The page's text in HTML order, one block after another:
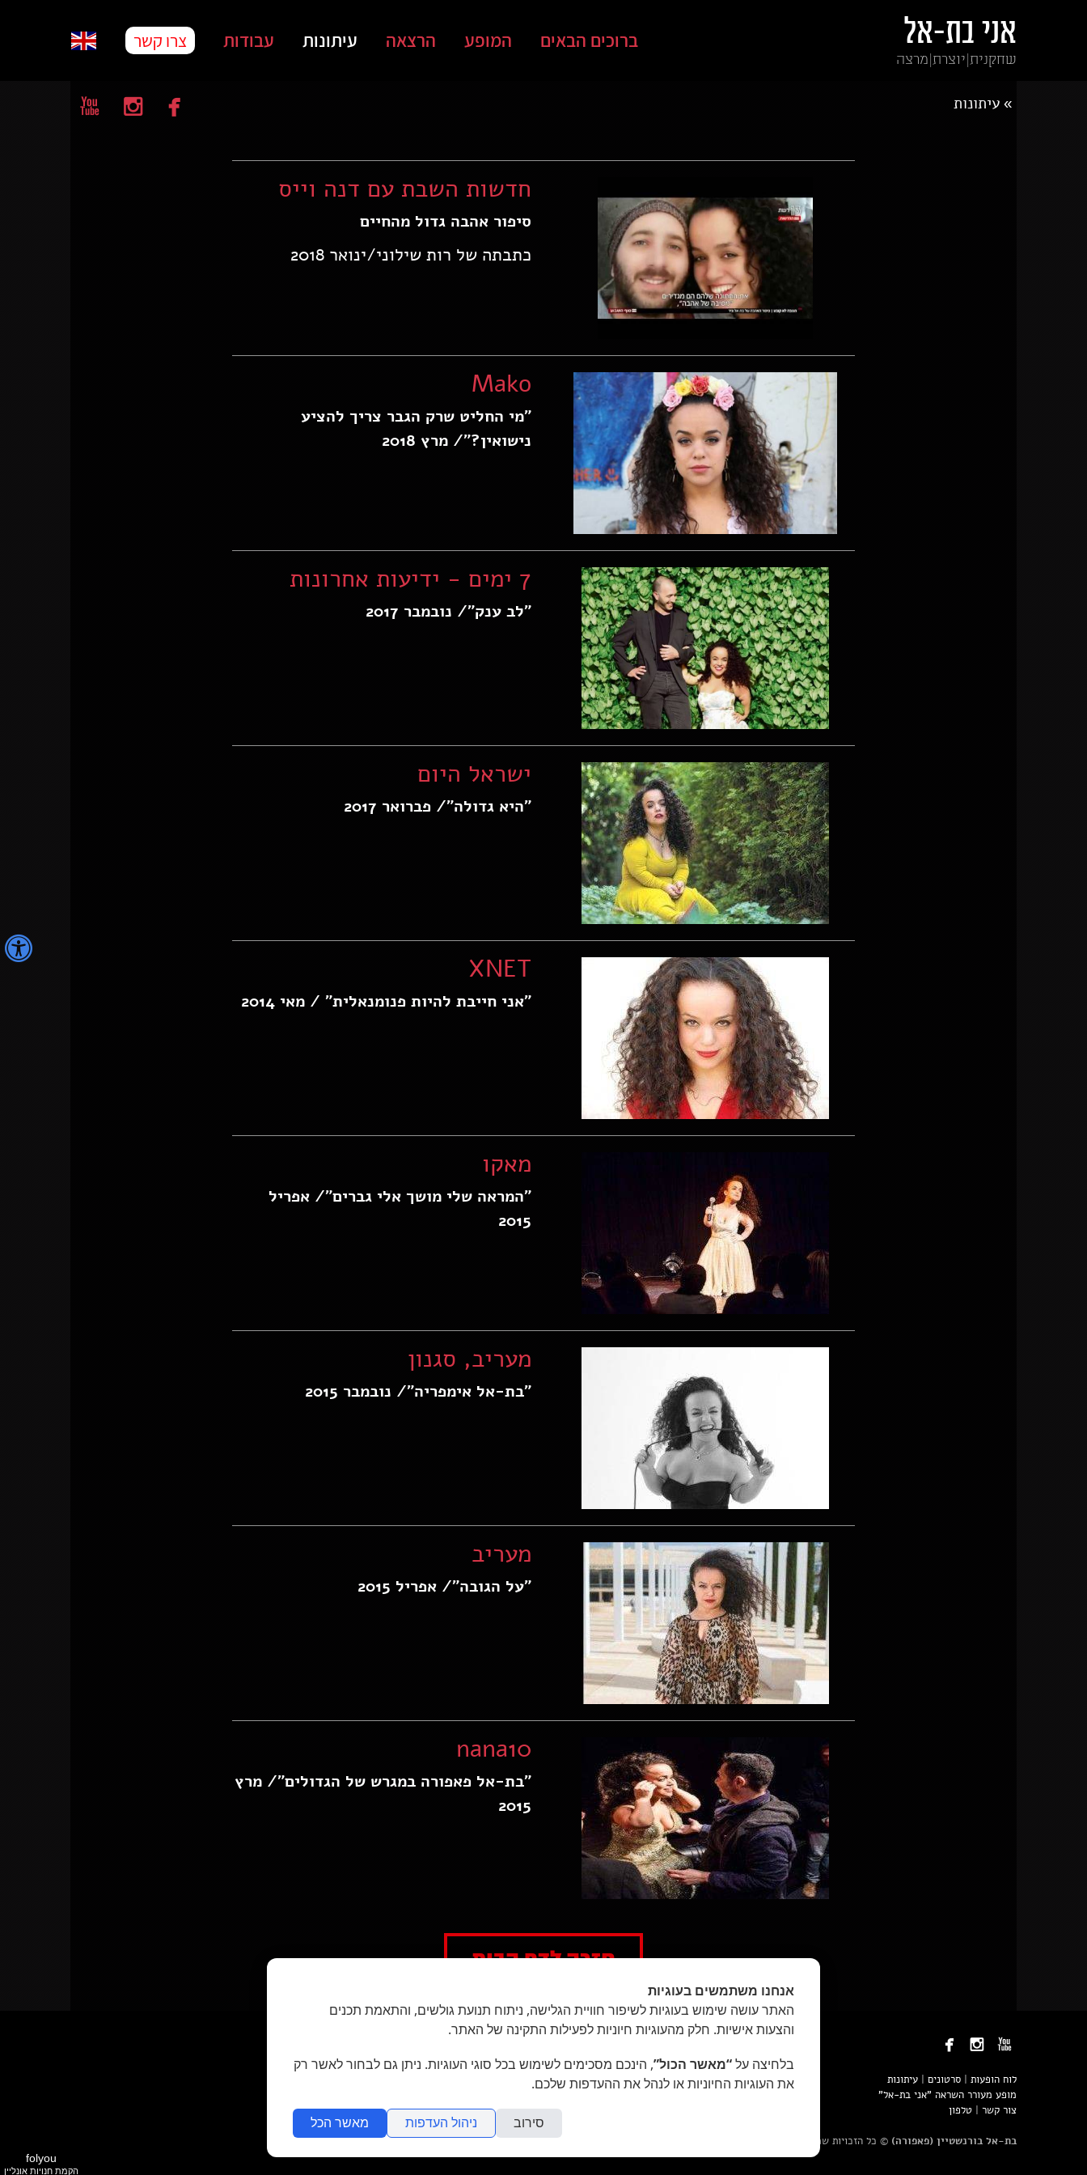
אני בת-אל
שחקנית|יוצרת|מרצה
ברוכים הבאים המופע הרצאה עיתונות עבודות צרו קשר


 » עיתונות
חדשות השבת עם דנה וייס
סיפור אהבה גדול מהחיים
כתבתה של רות שילוני/ינואר 2018
Mako
"מי החליט שרק הגבר צריך להציע
נישואין?"/ מרץ 2018
7 ימים - ידיעות אחרונות
"לב ענק"/ נובמבר 2017
ישראל היום
"היא גדולה"/ פברואר 2017
XNET
"אני חייבת להיות פנומנאלית" / מאי 2014
מאקו
"המראה שלי מושך אלי גברים"/ אפריל
2015
מעריב, סגנון
"בת-אל אימפריה"/ נובמבר 2015
מעריב
"על הגובה"/ אפריל 2015
nana10
"בת-אל פאפורה במגרש של הגדולים"/ מרץ
2015
חזרה לדף הבית
  
לוח הופעות סרטונים
עיתונות
מופע מעורר השראה "אני בת-אל"
צור קשר
טלפון
בת-אל בורנשטיין (פאפורה) © כל הזכויות שמורות
folyou
הקמת חנויות אונליין
אנחנו משתמשים בעוגיות
האתר עושה שימוש בעוגיות לשיפור חוויית הגלישה, ניתוח תנועת גולשים, והתאמת תכנים
והצעות אישיות. חלק מהעוגיות חיוניות לפעילות התקינה של האתר.
בלחיצה על“מאשר הכול”, הינכם מסכימים לשימוש בכל סוגי העוגיות. ניתן גם לבחור לאשר רק
את העוגיות החיוניות או לנהל את ההעדפות שלכם.
סירוב ניהול העדפות מאשר הכל